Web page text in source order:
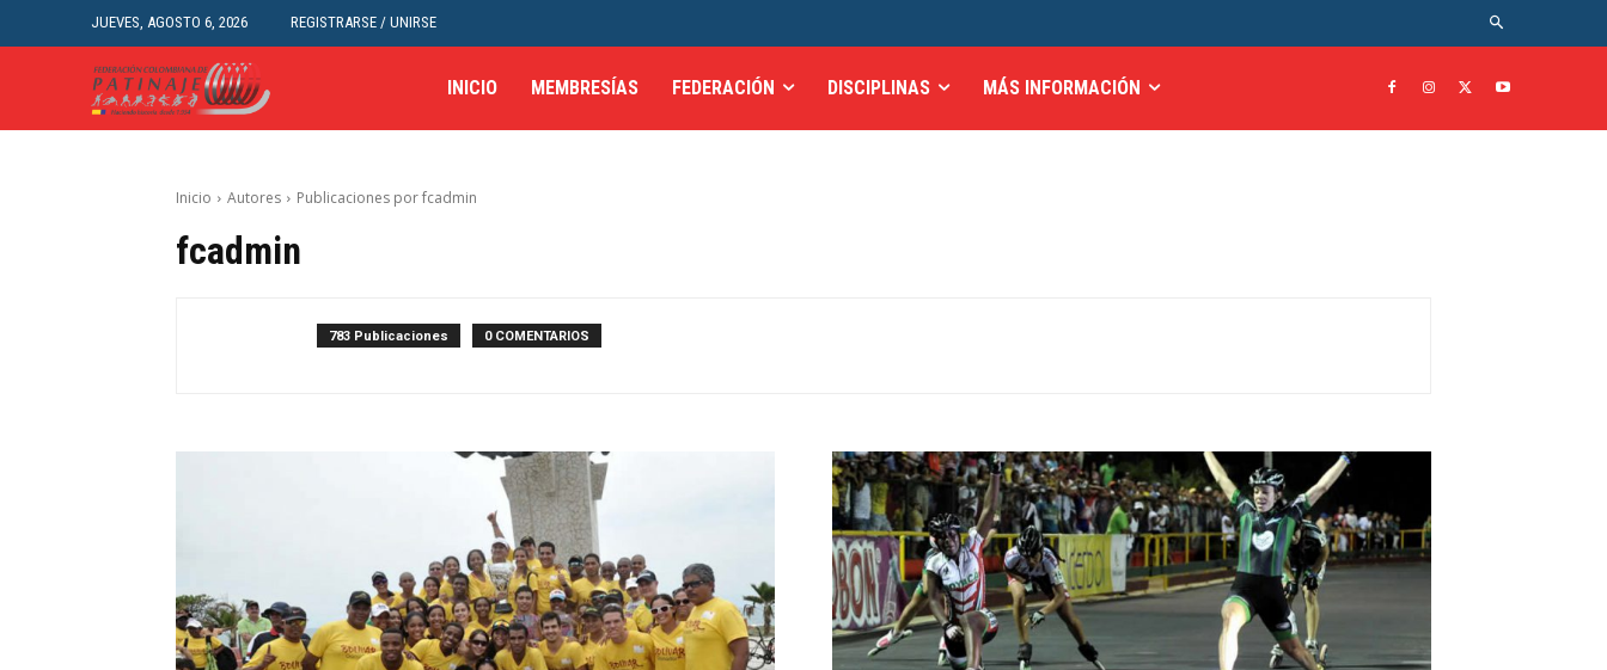
JUEVES, AGOSTO 6, 2026 REGISTRARSE / UNIRSE
INICIO MEMBRESÍAS FEDERACIÓN DISCIPLINAS MÁS INFORMACIÓN
Inicio Autores Publicaciones por fcadmin
fcadmin
783 Publicaciones 0 COMENTARIOS